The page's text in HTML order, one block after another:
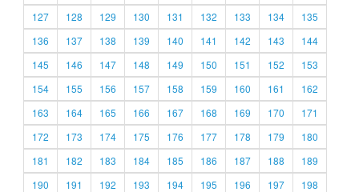
127
128 129 130 131 132 133 134
135
136
137 138 139 140 141 142 143
144
145
146 147 148 149 150 151 152
153
154
155 156 157 158 159 160 161
162
163
164 165 166 167 168 169 170
171
172
173 174 175 176 177 178 179
180
181
182 183 184 185 186 187 188
189
190
191 192 193 194 195 196 197
198